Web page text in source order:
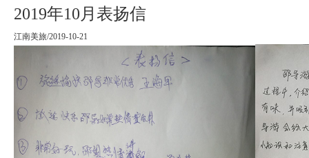
2019年10月表扬信
江南美旅/2019-10-21